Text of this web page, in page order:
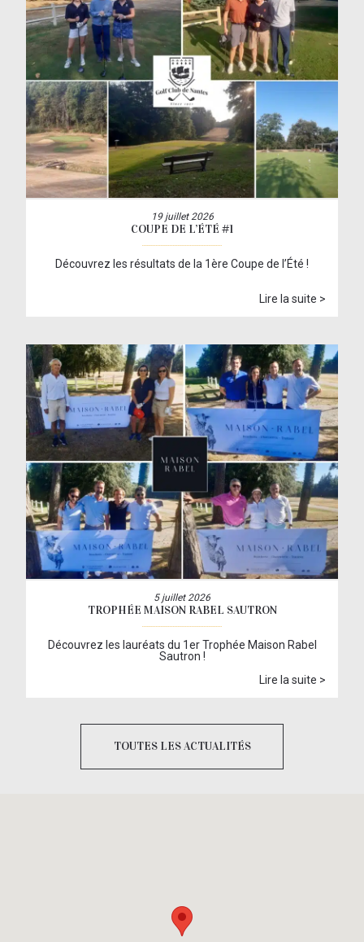
19 juillet 2026
COUPE DE L’ÉTÉ #1
Découvrez les résultats de la 1ère Coupe de l’Été !
Lire la suite >
5 juillet 2026
TROPHÉE MAISON RABEL SAUTRON
Découvrez les lauréats du 1er Trophée Maison Rabel
Sautron !
Lire la suite >
TOUTES LES ACTUALITÉS